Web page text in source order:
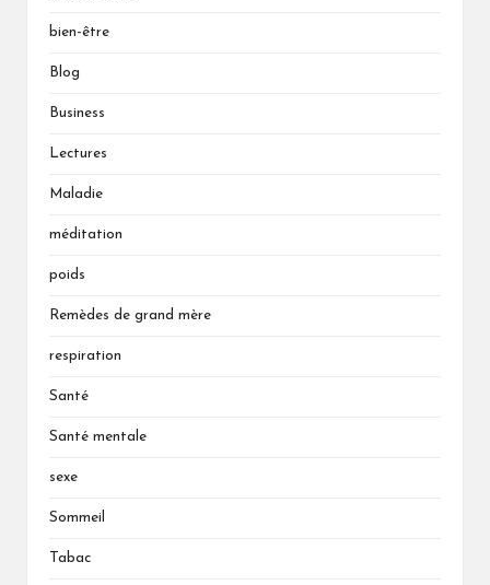
bien-être
Blog
Business
Lectures
Maladie
méditation
poids
Remèdes de grand mère
respiration
Santé
Santé mentale
sexe
Sommeil
Tabac